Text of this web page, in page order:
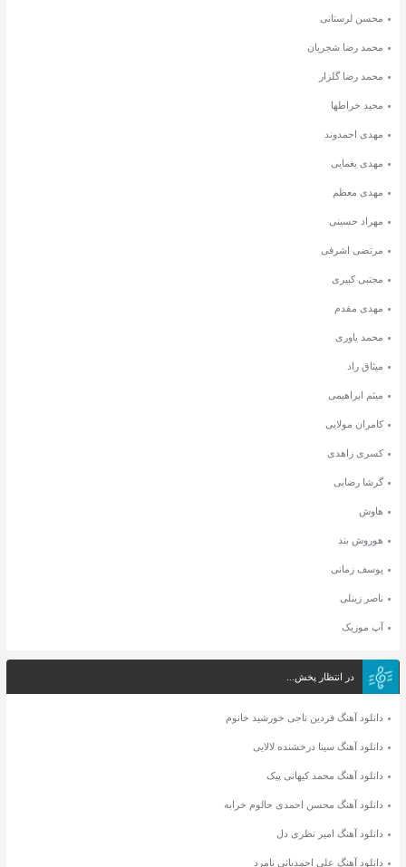
محسن لرستانی
محمد رضا شجریان
محمد رضا گلزار
مجید خراطها
مهدی احمدوند
مهدی یغمایی
مهدی معظم
مهراد حسینی
مرتضی اشرفی
مجتبی کبیری
مهدی مقدم
محمد یاوری
میثاق راد
میثم ابراهیمی
کامران مولایی
کسری زاهدی
گرشا رضایی
هاوش
هوروش بند
یوسف زمانی
ناصر زینلی
آپ موزیک
در انتظار پخش...
دانلود آهنگ فردین ناجی خورشید خانوم
دانلود آهنگ سینا درخشنده لالایی
دانلود آهنگ محمد کیهانی پیک
دانلود آهنگ محسن احمدی حالوم خرابه
دانلود آهنگ امیر نظری دل
دانلود آهنگ علی احمدیانی نامرد